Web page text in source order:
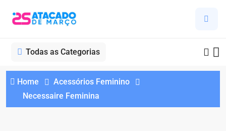
Todas as Categorias
Home
Acessórios Feminino
Necessaire Feminina